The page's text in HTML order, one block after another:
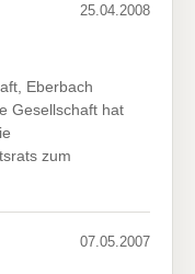
25.04.2008
Eberbach
Gesellschaft hat
zum
07.05.2007